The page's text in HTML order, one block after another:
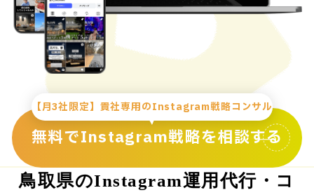
【月3社限定】貴社専用のInstagram戦略コンサル
無料でInstagram戦略を相談する
鳥取県のInstagram運用代行・コ